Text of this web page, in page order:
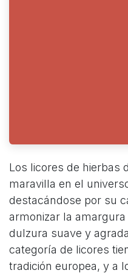
Los licores de hierbas
maravilla en el
destacándose por su
armonizar la
dulzura suave y
categoría de licores
tradición europea, y a